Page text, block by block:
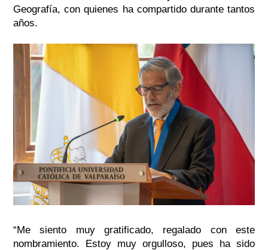
Geografía, con quienes ha compartido durante tantos
años.
“Me siento muy gratificado, regalado con este
nombramiento. Estoy muy orgulloso, pues ha sido